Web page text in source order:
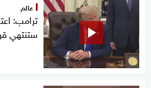
عالم
ترامب:
ستنتهي